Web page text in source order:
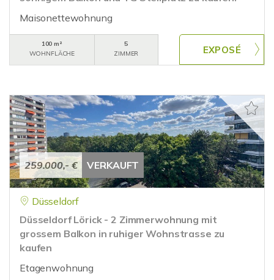
Maisonettewohnung
100 m²
WOHNFLÄCHE
5
ZIMMER
259.000,- € VERKAUFT
Düsseldorf
Düsseldorf Lörick - 2 Zimmerwohnung mit
grossem Balkon in ruhiger Wohnstrasse zu
kaufen
Etagenwohnung